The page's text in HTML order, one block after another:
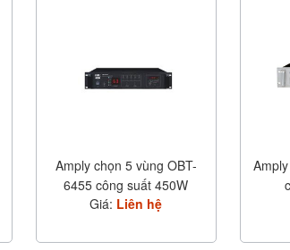
Amply chọn 5 vùng OBT-
6455 công suất 450W
Giá: Liên hệ